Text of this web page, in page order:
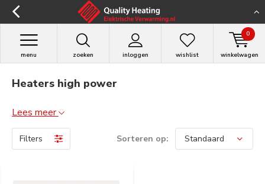
zoeken inloggen
menu wishlist winkelwagen
0
Heaters high power
Lees meer
Filters Sorteren op: